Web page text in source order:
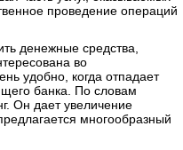
проведение операций
денежные средства,
во
удобно, когда отпадает
банка. По словам
Он дает увеличение
многообразный